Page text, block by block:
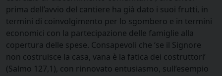
prima dell’avvio del cantiere ha già dato i suoi frutti, in
termini di coinvolgimento per lo sgombero e in termini
economici con la partecipazione delle famiglie alla
copertura delle spese. Consapevoli che ‘se il Signore
non costruisce la casa, vana è la fatica dei costruttori’
(Salmo 127,1), con rinnovato entusiasmo, sull’esempio